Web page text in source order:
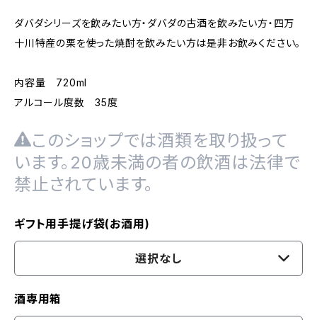
ダバダシリーズを飲みたい方・ダバダの古酒を飲みたい方・四万
十川特産の栗を使った焼酎を飲みたい方は是非お飲みください。
内容量 720ml
アルコール度数 35度
このショップでは酒類を取り扱って
います。20歳未満の者の飲酒は法律で
禁止されています。
ギフト用手提げ袋(お酒用)
選択なし
酒専用箱